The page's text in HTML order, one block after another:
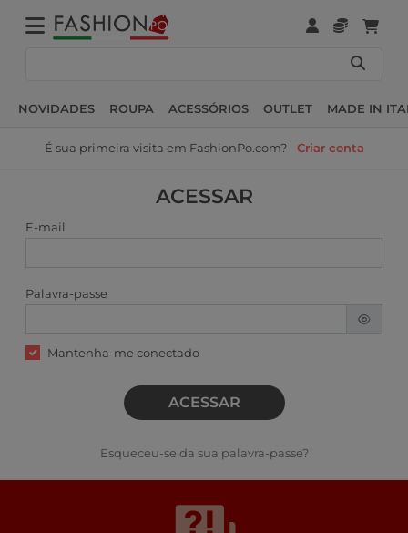
NOVIDADES ROUPA ACESSÓRIOS OUTLET MADE IN
É sua primeira visita em FashionPo.com? Criar conta
ACESSAR
E-mail
Palavra-passe
Mantenha-me conectado
ACESSAR
Esqueceu-se da sua palavra-passe?